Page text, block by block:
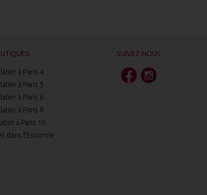
à Paris 4
à Paris 5
à Paris 6
à Paris 8
à Paris 10
dans l'Essonne
SUIVEZ-NOUS